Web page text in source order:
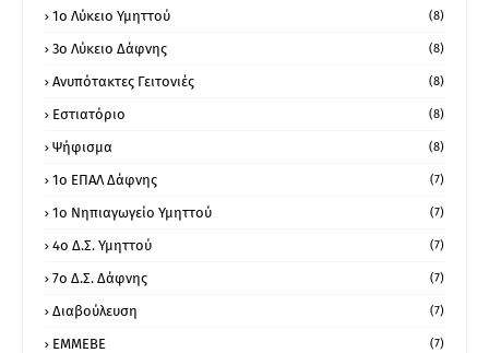
1ο Λύκειο Υμηττού (8)
3ο Λύκειο Δάφνης (8)
Ανυπότακτες Γειτονιές (8)
Εστιατόριο (8)
Ψήφισμα (8)
1ο ΕΠΑΛ Δάφνης (7)
1ο Νηπιαγωγείο Υμηττού (7)
4ο Δ.Σ. Υμηττού (7)
7ο Δ.Σ. Δάφνης (7)
Διαβούλευση (7)
ΕΜΜΕΒΕ (7)